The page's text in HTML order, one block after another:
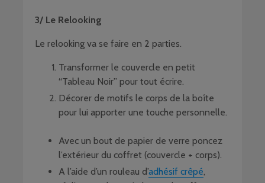
3/ Le Relooking
Le relooking va se faire en 2 parties.
Transformer le couvercle en petit
“Tableau Noir” pour tout écrire.
Décorer de motifs le corps de la boîte
pour lui apporter une touche personnelle.
Avec un bout de papier de verre poncez
l’extérieur du coffret (couvercle + corps).
A l’aide d’un rouleau d’adhésif crêpé,